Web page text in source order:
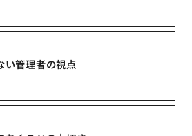
い管理者の視点